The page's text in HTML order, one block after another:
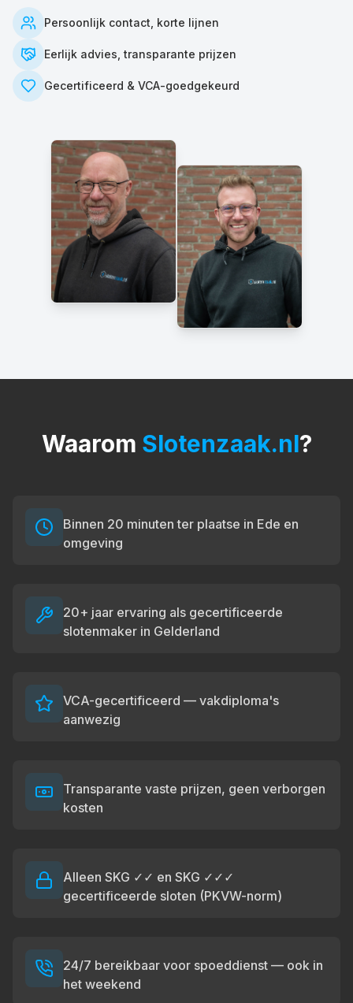
Persoonlijk contact, korte lijnen
Eerlijk advies, transparante prijzen
Gecertificeerd & VCA-goedgekeurd
Waarom Slotenzaak.nl?
Binnen 20 minuten ter plaatse in Ede en
omgeving
20+ jaar ervaring als gecertificeerde
slotenmaker in Gelderland
VCA-gecertificeerd — vakdiploma's
aanwezig
Transparante vaste prijzen, geen verborgen
kosten
Alleen SKG ✓✓ en SKG ✓✓✓
gecertificeerde sloten (PKVW-norm)
24/7 bereikbaar voor spoeddienst — ook in
het weekend